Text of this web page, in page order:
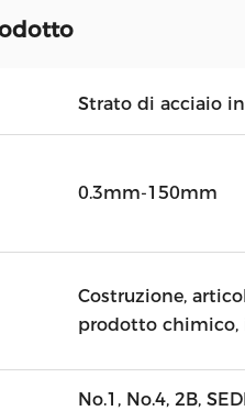
Strato di acciaio
0.3mm-150mm
Costruzione,
prodotto chimico,
No.1, No.4, 2B,